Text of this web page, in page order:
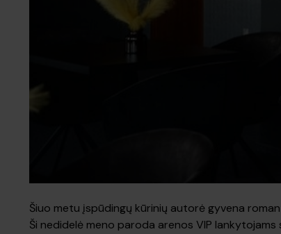
Šiuo metu įspūdingų kūrinių autorė gyvena
Ši nedidelė meno paroda arenos VIP